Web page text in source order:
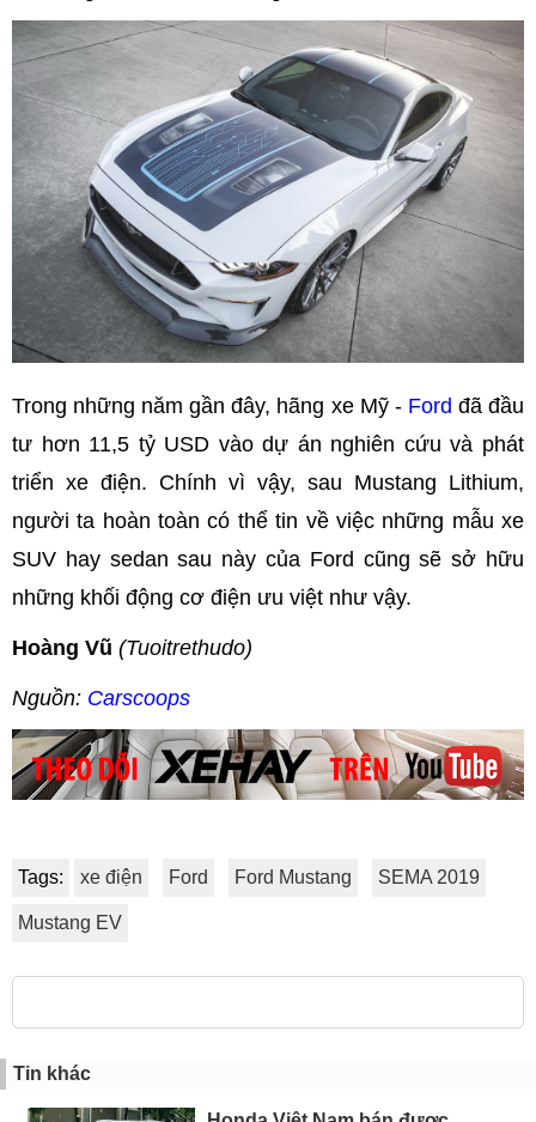
Trong những năm gần đây, hãng xe Mỹ - Ford đã đầu
tư hơn 11,5 tỷ USD vào dự án nghiên cứu và phát
triển xe điện. Chính vì vậy, sau Mustang Lithium,
người ta hoàn toàn có thể tin về việc những mẫu xe
SUV hay sedan sau này của Ford cũng sẽ sở hữu
những khối động cơ điện ưu việt như vậy.
Hoàng Vũ (Tuoitrethudo)
Nguồn: Carscoops
Tags: xe điện Ford Ford Mustang SEMA 2019
Mustang EV
Tin khác